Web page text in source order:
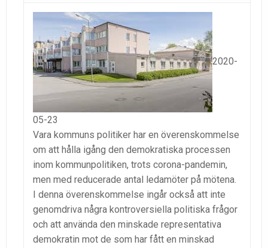
2020-
05-23
Vara kommuns politiker har en överenskommelse
om att hålla igång den demokratiska processen
inom kommunpolitiken, trots corona-pandemin,
men med reducerade antal ledamöter på mötena.
I denna överenskommelse ingår också att inte
genomdriva några kontroversiella politiska frågor
och att använda den minskade representativa
demokratin mot de som har fått en minskad